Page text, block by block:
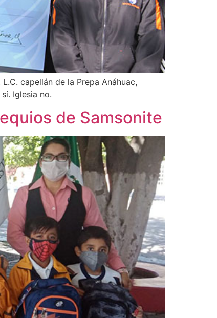
capellán de la Prepa Anáhuac,
Iglesia no.
de Samsonite